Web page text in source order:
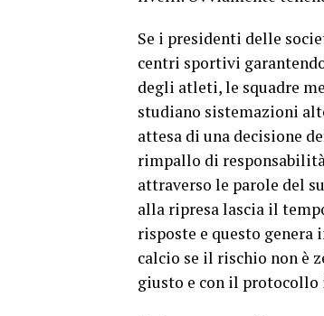
Se i presidenti delle
centri sportivi
degli atleti, le squadre
studiano sistemazioni
attesa di una decisione
rimpallo di
attraverso le parole del
alla ripresa lascia il
risposte e questo
calcio se il rischio non è
giusto e con il protocollo